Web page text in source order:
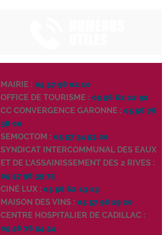
MAIRIE : 05 57 98 02 10
OFFICE DE TOURISME : 05 56 62 12 92
CC CONVERGENCE GARONNE : 05 56 76
38 00
SEMOCTOM : 05 57 34 53 20
SYNDICAT INTERCOMMUNAL DES EAUX
ET DE L'ASSAINISSEMENT DES 2 RIVES :
05 57 98 39 75
CINÉ LUX : 05 56 62 13 13
MAISON DES VINS : 05 57 98 19 20
CENTRE HOSPITALIER DE CADILLAC :
05 56 76 54 54